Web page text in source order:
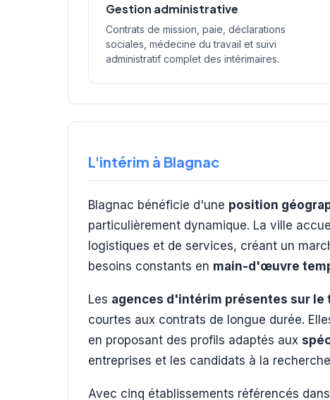
Gestion administrative
Contrats de mission, paie, déclarations
sociales, médecine du travail et suivi
administratif complet des intérimaires.
L'intérim à Blagnac
Blagnac bénéficie d'une position
particulièrement dynamique. La ville
logistiques et de services, créant un
besoins constants en main-d'œuvre
Les agences d'intérim présentes sur le
courtes aux contrats de longue durée.
en proposant des profils adaptés aux
entreprises et les candidats à la
Avec cinq établissements référencés